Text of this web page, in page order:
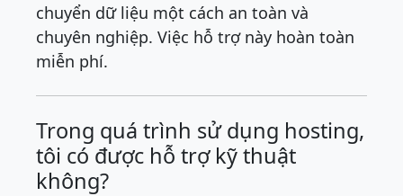
chuyển dữ liệu một cách an toàn và
chuyên nghiệp. Việc hỗ trợ này hoàn toàn
miễn phí.
Trong quá trình sử dụng hosting,
tôi có được hỗ trợ kỹ thuật
không?